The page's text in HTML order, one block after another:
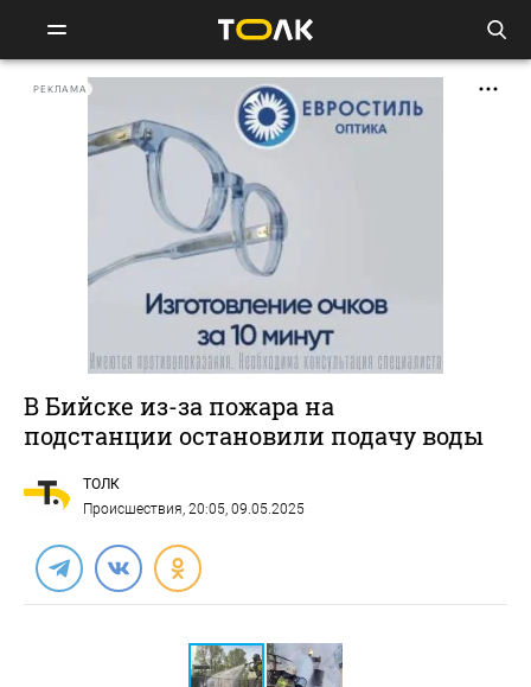
РЕКЛАМА
В Бийске из-за пожара на
подстанции остановили подачу воды
ТОЛК
Происшествия, 20:05, 09.05.2025